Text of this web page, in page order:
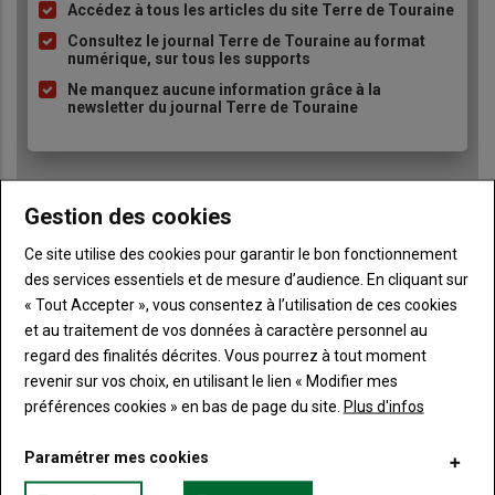
Liste
à
puce
Accédez à tous les articles du site Terre de Touraine
Consultez le journal Terre de Touraine au format
numérique, sur tous les supports
Ne manquez aucune information grâce à la
newsletter du journal Terre de Touraine
Sous-
titre
Vous êtes abonné(e)
TITRE IDENTIFIEZ-VOUS
Body
Connectez-vous à votre compte pour profiter
de votre abonnement
Créer un nouveau compte
Gestion des cookies
Ce site utilise des cookies pour garantir le bon fonctionnement
des services essentiels et de mesure d’audience. En cliquant sur
« Tout Accepter », vous consentez à l’utilisation de ces cookies
et au traitement de vos données à caractère personnel au
regard des finalités décrites. Vous pourrez à tout moment
revenir sur vos choix, en utilisant le lien « Modifier mes
préférences cookies » en bas de page du site. Plus d'infos
Paramétrer mes cookies